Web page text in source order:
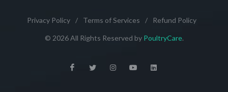
Privacy Policy / Terms of Services / Refund Policy
© 2026 All Rights Reserved by PoultryCare.